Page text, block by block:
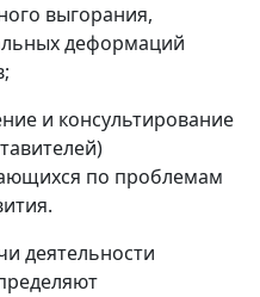
выгорания,
деформаций
и консультирование
по проблемам
деятельности